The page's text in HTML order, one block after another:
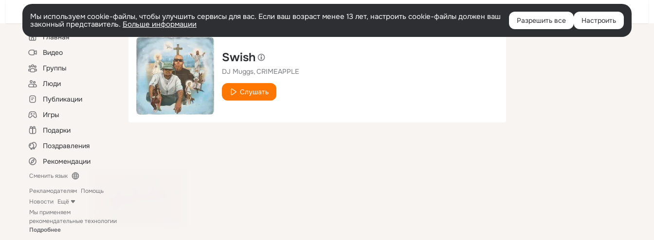
Войти
Мы используем cookie-файлы, чтобы улучшить сервисы для вас. Если ваш возраст менее 13 лет, настроить cookie-файлы должен ваш
законный представитель. Больше информации Разрешить все Настроить
Левая
колонкаГлавная
Видео
Группы
Люди
Публикации
Игры
Подарки
Поздравления
Рекомендации
Сменить язык
Рекламодателям Помощь
Новости Ещё
Мы применяем
рекомендательные технологии
Подробнее
Swish
DJ Muggs CRIMEAPPLE
Слушать